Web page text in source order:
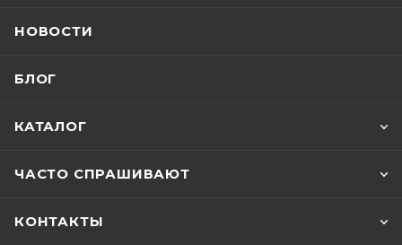
НОВОСТИ
БЛОГ
КАТАЛОГ
ЧАСТО СПРАШИВАЮТ
КОНТАКТЫ